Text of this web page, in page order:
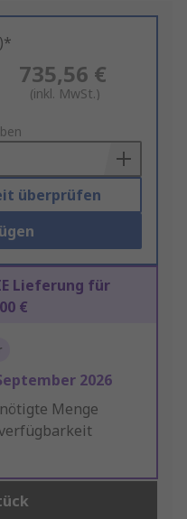
735,56 €
(inkl. MwSt.)
überprüfen
Lieferung für
€
2026
Menge